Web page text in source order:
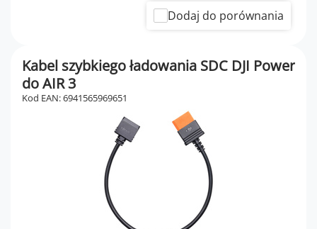
Dodaj do porównania
Kabel szybkiego ładowania SDC DJI Power
do AIR 3
Kod EAN: 6941565969651